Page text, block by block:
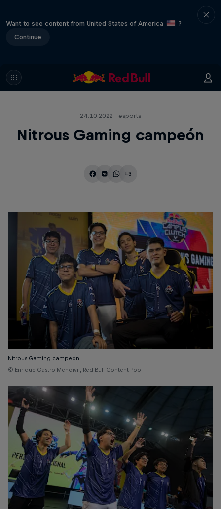
Want to see content from United States of America
?
Continue
24.10.2022 · esports
Nitrous Gaming campeón
+3
Nitrous Gaming campeón
© Enrique Castro Mendivil, Red Bull Content Pool